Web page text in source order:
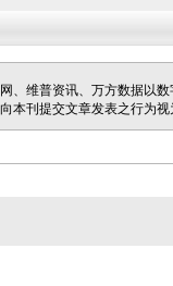
、维普资讯、万方数据以
本刊提交文章发表之行为